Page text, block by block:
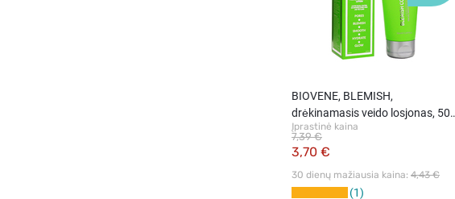
BIOVENE, BLEMISH,
drėkinamasis veido losjonas, 50
ml
Įprastinė kaina
3,70 €
7,39 €
30 dienų mažiausia kaina: 4,43 €
1